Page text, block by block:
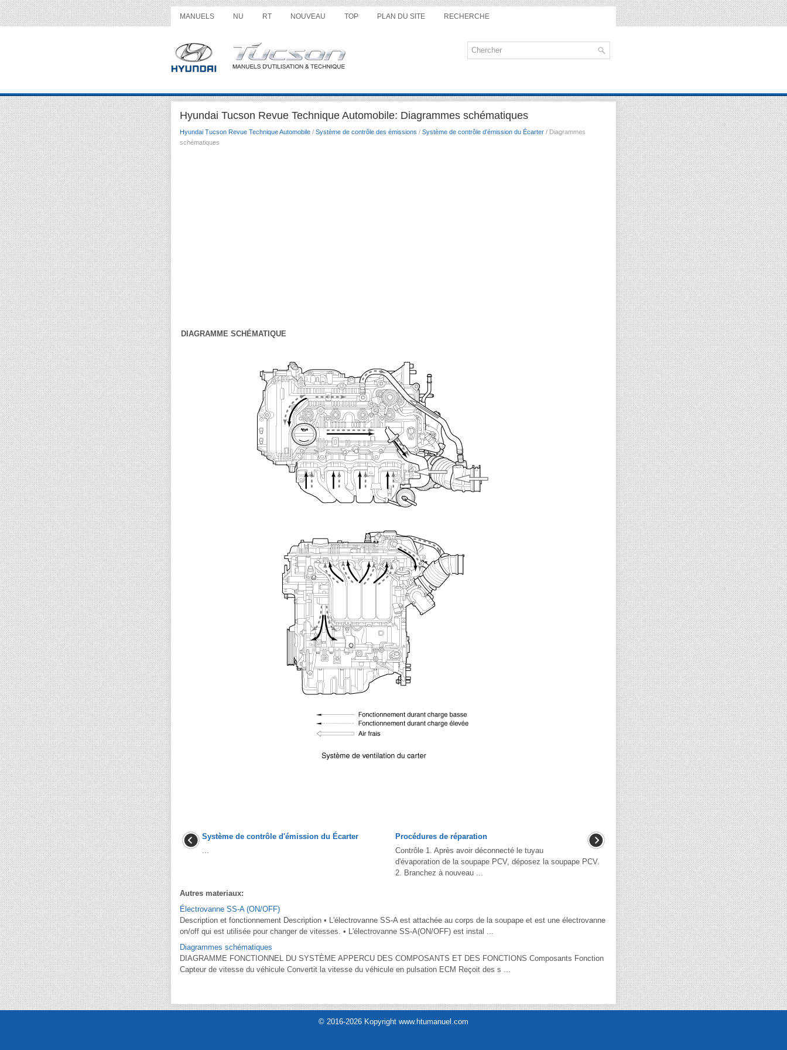
MANUELS NU RT NOUVEAU TOP PLAN DU SITE RECHERCHE
Hyundai Tucson Revue Technique Automobile: Diagrammes schématiques
Hyundai Tucson Revue Technique Automobile / Système de contrôle des émissions / Système de contrôle d′émission du Écarter / Diagrammes
schématiques
DIAGRAMME SCHÉMATIQUE
Système de contrôle d′émission du Écarter
...
Procédures de réparation
Contrôle 1. Après avoir déconnecté le tuyau
d'évaporation de la soupape PCV, déposez la soupape PCV.
2. Branchez à nouveau ...
Autres materiaux:
Électrovanne SS-A (ON/OFF)
Description et fonctionnement Description • L'électrovanne SS-A est attachée au corps de la soupape et est une électrovanne
on/off qui est utilisée pour changer de vitesses. • L'électrovanne SS-A(ON/OFF) est instal ...
Diagrammes schématiques
DIAGRAMME FONCTIONNEL DU SYSTÈME APPERCU DES COMPOSANTS ET DES FONCTIONS Composants Fonction
Capteur de vitesse du véhicule Convertit la vitesse du véhicule en pulsation ECM Reçoit des s ...
© 2016-2026 Kopyright www.htumanuel.com